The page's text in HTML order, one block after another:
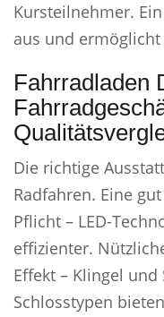
Kursteilnehmer.
aus und
Fahrradladen
Die richtige
Radfahren. Eine
Pflicht – LED-
effizienter.
Effekt – Klingel
Schlosstypen